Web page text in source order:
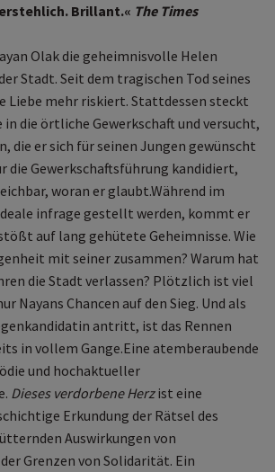
Brillant.« The Times
Olak die geheimnisvolle Helen
Stadt. Seit dem tragischen Tod seines
Liebe mehr riskiert. Stattdessen steckt
in die örtliche Gewerkschaft und versucht,
die er sich für seinen Jungen gewünscht
die Gewerkschaftsführung kandidiert,
woran er glaubt.Während im
infrage gestellt werden, kommt er
auf lang gehütete Geheimnisse. Wie
mit seiner zusammen? Warum hat
die Stadt verlassen? Plötzlich ist viel
Nayans Chancen auf den Sieg. Und als
antritt, ist das Rennen
in vollem Gange.Eine atemberaubende
und hochaktueller
Dieses verdorbene Herzist eine
Erkundung der Rätsel des
Auswirkungen von
Grenzen von Solidarität. Ein